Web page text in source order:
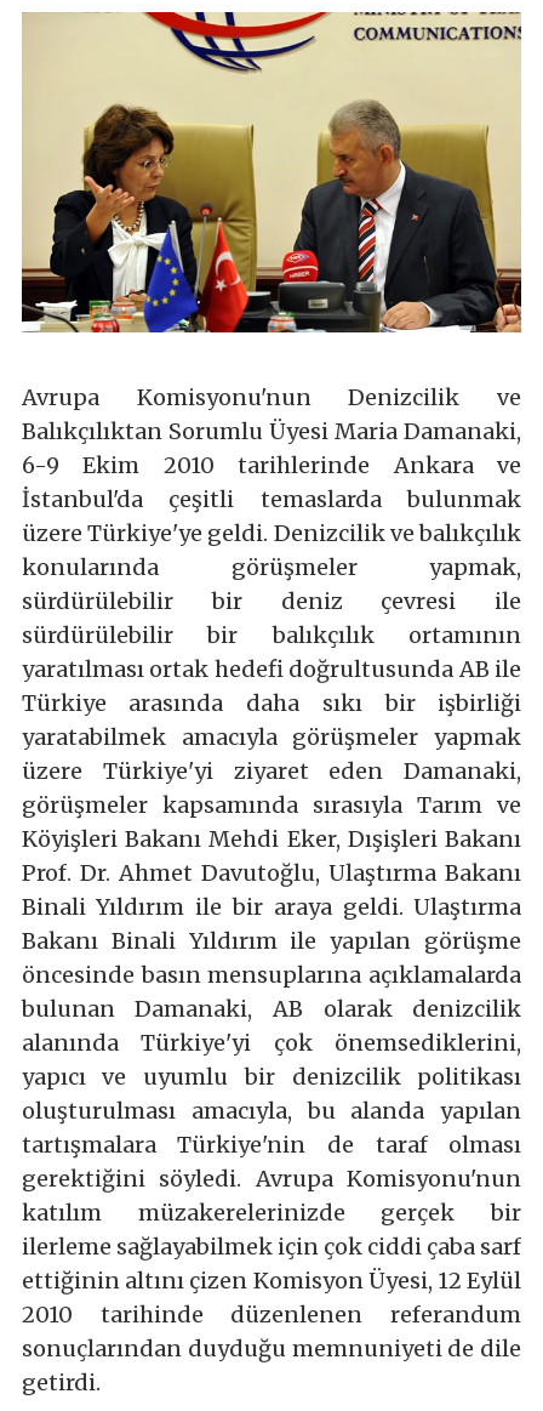
Avrupa Komisyonu'nun Denizcilik ve
Balıkçılıktan Sorumlu Üyesi Maria Damanaki,
6-9 Ekim 2010 tarihlerinde Ankara ve
İstanbul'da çeşitli temaslarda bulunmak
üzere Türkiye'ye geldi. Denizcilik ve balıkçılık
konularında görüşmeler yapmak,
sürdürülebilir bir deniz çevresi ile
sürdürülebilir bir balıkçılık ortamının
yaratılması ortak hedefi doğrultusunda AB ile
Türkiye arasında daha sıkı bir işbirliği
yaratabilmek amacıyla görüşmeler yapmak
üzere Türkiye'yi ziyaret eden Damanaki,
görüşmeler kapsamında sırasıyla Tarım ve
Köyişleri Bakanı Mehdi Eker, Dışişleri Bakanı
Prof. Dr. Ahmet Davutoğlu, Ulaştırma Bakanı
Binali Yıldırım ile bir araya geldi. Ulaştırma
Bakanı Binali Yıldırım ile yapılan görüşme
öncesinde basın mensuplarına açıklamalarda
bulunan Damanaki, AB olarak denizcilik
alanında Türkiye'yi çok önemsediklerini,
yapıcı ve uyumlu bir denizcilik politikası
oluşturulması amacıyla, bu alanda yapılan
tartışmalara Türkiye'nin de taraf olması
gerektiğini söyledi. Avrupa Komisyonu'nun
katılım müzakerelerinizde gerçek bir
ilerleme sağlayabilmek için çok ciddi çaba sarf
ettiğinin altını çizen Komisyon Üyesi, 12 Eylül
2010 tarihinde düzenlenen referandum
sonuçlarından duyduğu memnuniyeti de dile
getirdi.